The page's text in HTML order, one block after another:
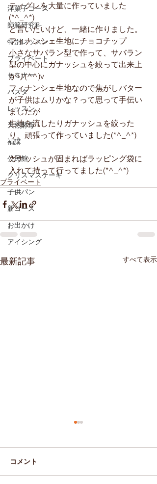
洋菓子コース
師範研究科
特別レッスン
プライベート
セミナー
パスタ
レッスン
天然酵母
補講
公民館
クリスマスケーキ
子供パン
新コース
お出かけ
アイシング
ティグレを大量に作っていました
(*^_^*)
と言いたいけど、一緒に作りました。
フィナンシェ生地にチョコチップ
小さなサバラン型で作って、サバラン
型の中心にガナッシュを絞って出来上
がり(^^)v
フィナンシェ生地なので焦がしバター
が子供はムリかな？って思って手伝い
ましたが
生地を流したりガナッシュを絞った
り、頑張って作っていました(*^_^*)
ガナッシュが固まればラッピング袋に
入れて持って行ってました(*^_^*)
プライベート
最新記事 すべて表示
2019.11.17(Sun)
コメント